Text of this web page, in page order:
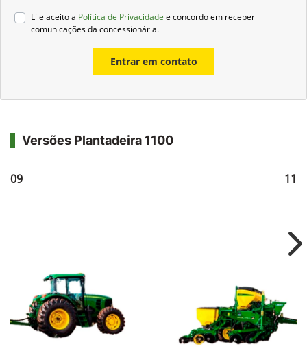
Li e aceito a Política de Privacidade e concordo em receber
comunicações da concessionária.
Entrar em contato
Versões Plantadeira 1100